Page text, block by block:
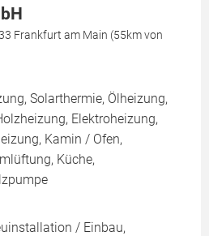
Frankfurt am Main (55km von
Solarthermie, Ölheizung,
Elektroheizung,
Kamin / Ofen,
Küche,
/ Einbau,